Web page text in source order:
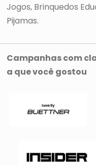
Jogos Brinquedos
Pijamas
Campanhas com
a que você gostou